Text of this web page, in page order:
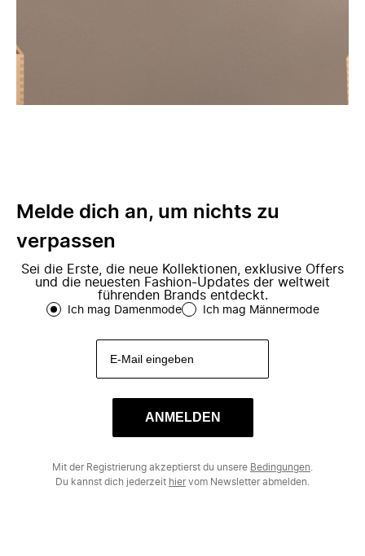
Melde dich an, um nichts zu
verpassen
Sei die Erste, die neue Kollektionen, exklusive Offers
und die neuesten Fashion-Updates der weltweit
führenden Brands entdeckt.
Ich mag Damenmode Ich mag Männermode
ANMELDEN
Mit der Registrierung akzeptierst du unsere Bedingungen
Du kannst dich jederzeit hiervom Newsletter abmelden.